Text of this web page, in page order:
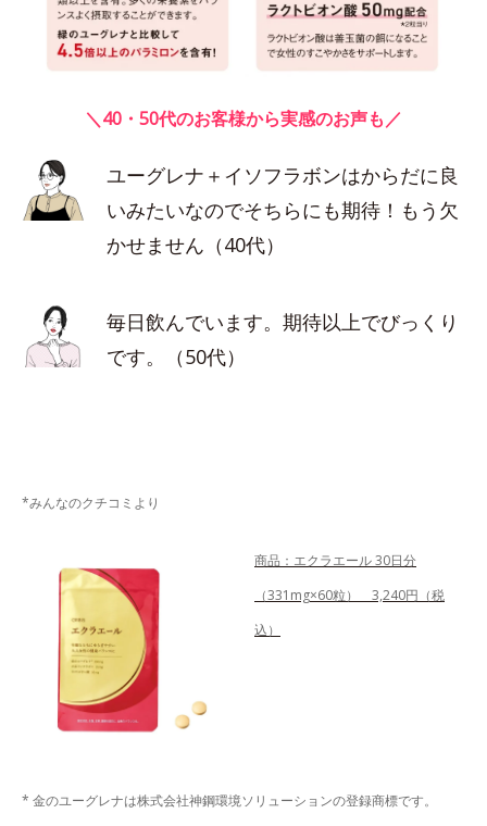
＼40・50代のお客様から実感のお声も／
ユーグレナ＋イソフラボンはからだに良
いみたいなのでそちらにも期待！もう欠
かせません（40代）
毎日飲んでいます。期待以上でびっくり
です。（50代）
*みんなのクチコミより
商品：エクラエール 30日分
（331mg×60粒） 3,240円（税
込）
* 金のユーグレナは株式会社神鋼環境ソリューションの登録商標です。